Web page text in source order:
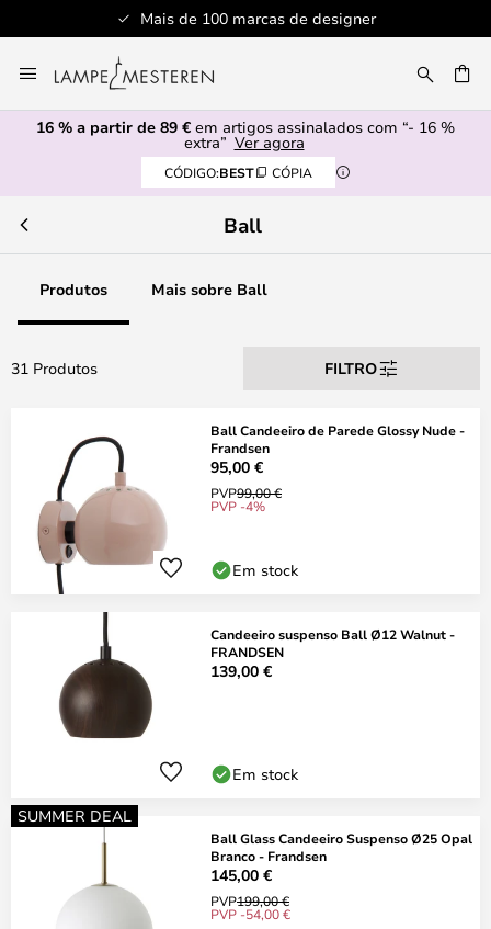
Mais de 100 marcas de designer
para
o
Conteúdo
16 % a partir de 89 € em artigos assinalados com “- 16 %
extra” Ver agora
CÓDIGO:BEST CÓPIA
Ball
Produtos Mais sobre Ball
31 Produtos FILTRO
Ball Candeeiro de Parede Glossy Nude -
Frandsen
95,00 €
PVP99,00 €
PVP -4%
Em stock
Candeeiro suspenso Ball Ø12 Walnut -
FRANDSEN
139,00 €
Em stock
SUMMER DEAL
Ball Glass Candeeiro Suspenso Ø25 Opal
Branco - Frandsen
145,00 €
PVP199,00 €
PVP -54,00 €